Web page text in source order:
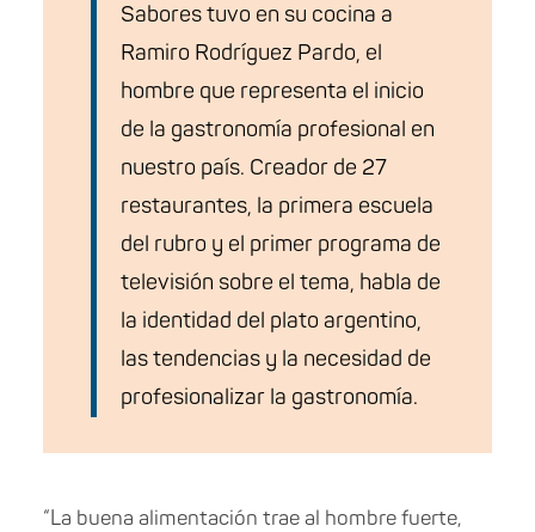
Sabores tuvo en su cocina a
Ramiro Rodríguez Pardo, el
hombre que representa el inicio
de la gastronomía profesional en
nuestro país. Creador de 27
restaurantes, la primera escuela
del rubro y el primer programa de
televisión sobre el tema, habla de
la identidad del plato argentino,
las tendencias y la necesidad de
profesionalizar la gastronomía.
“La buena alimentación trae al hombre fuerte,